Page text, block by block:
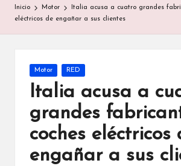
Inicio Motor
Italia acusa a cuatro grandes
eléctricos de engañar a sus clientes
Publicada
en
Motor RED
Italia acusa a
grandes
coches eléctricos
engañar a sus